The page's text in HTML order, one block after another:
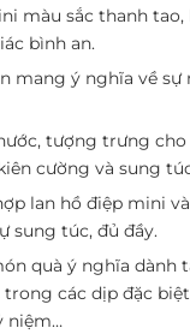
màu sắc thanh
bình an.
mang ý nghĩa về sự
tượng trưng
cường và sung
lan hồ điệp mini
sung túc, đủ đầy.
quà ý nghĩa dành
trong các dịp đặc
niệm…